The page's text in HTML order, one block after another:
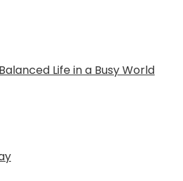
Life in a Busy World